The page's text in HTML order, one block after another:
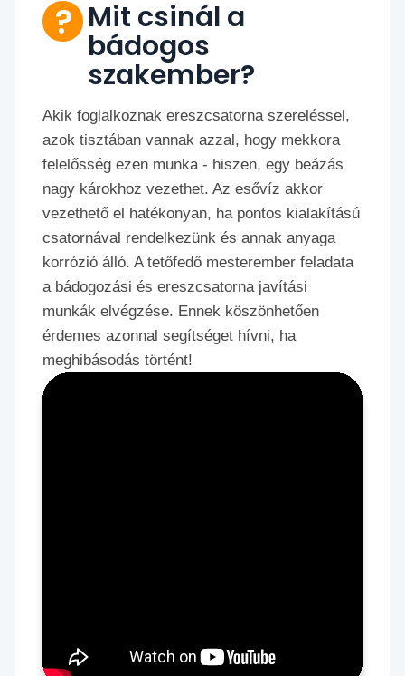
Mit csinál a
bádogos
szakember?
Akik foglalkoznak ereszcsatorna szereléssel,
azok tisztában vannak azzal, hogy mekkora
felelősség ezen munka - hiszen, egy beázás
nagy károkhoz vezethet. Az esővíz akkor
vezethető el hatékonyan, ha pontos kialakítású
csatornával rendelkezünk és annak anyaga
korrózió álló. A tetőfedő mesterember feladata
a bádogozási és ereszcsatorna javítási
munkák elvégzése. Ennek köszönhetően
érdemes azonnal segítséget hívni, ha
meghibásodás történt!